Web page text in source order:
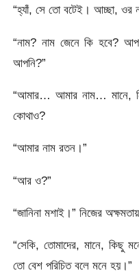
“হ্যাঁ, সে তো বটেই। আচ্ছা, ওর
“নাম? নাম জেনে কি হবে?
আপনি?”
“আমার… আমার নাম… মানে,
কোথাও?
“আমার নাম রতন।”
“আর ও?”
“জানিনা মশাই।” নিজের
“সেকি, তোমাদের, মানে, কিছু
তো বেশ পরিচিত বলে মনে হয়।”